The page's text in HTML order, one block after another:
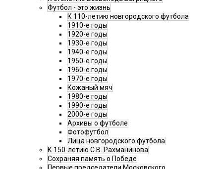
Футбол - это жизнь
К 110-летию новгородского футбола
1910-е годы
1920-е годы
1930-е годы
1940-е годы
1950-е годы
1960-е годы
1970-е годы
Кожаный мяч
1980-е годы
1990-е годы
2000-е годы
Архивы о футболе
Фотофутбол
Лица новгородского футбола
К 150-летию С.В. Рахманинова
Сохраняя память о Победе